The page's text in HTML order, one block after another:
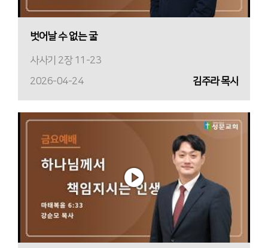
벗어날 수 없는 굴
사사기 2장 11-23
2026-04-24
김주라 목사